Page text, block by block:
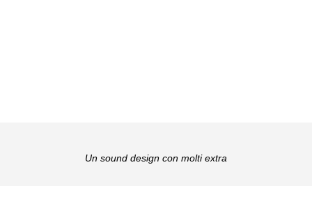
Un sound design con molti extra